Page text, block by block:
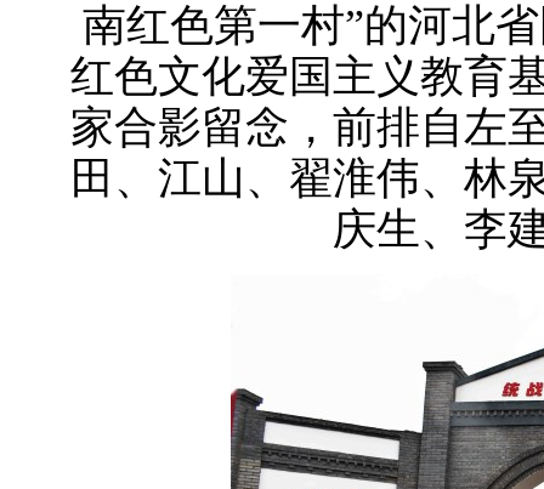
南红色第一村”的河北
红色文化爱国主义教育
家合影留念，前排自左
田、江山、翟淮伟、林
庆生、李